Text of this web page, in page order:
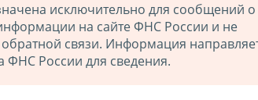
исключительно для сообщений о
на сайте ФНС России и не
связи. Информация
ФНС России для сведения.